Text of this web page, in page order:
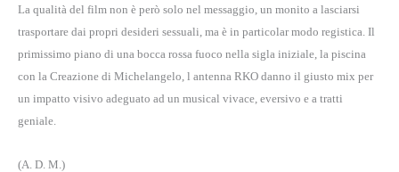
La qualità del film non è però solo nel messaggio, un monito a lasciarsi
trasportare dai propri desideri sessuali, ma è in particolar modo registica. Il
primissimo piano di una bocca rossa fuoco nella sigla iniziale, la piscina
con la Creazione di Michelangelo, l antenna RKO danno il giusto mix per
un impatto visivo adeguato ad un musical vivace, eversivo e a tratti
geniale.
(A. D. M.)